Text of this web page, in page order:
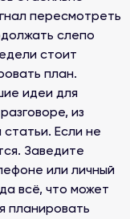
пересмотреть
слепо
стоит
план.
идеи для
из
Если не
Заведите
или личный
всё, что может
планировать